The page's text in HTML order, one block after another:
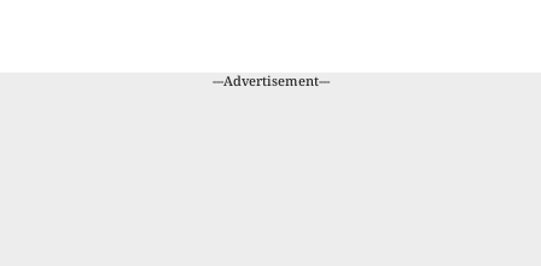
---Advertisement---